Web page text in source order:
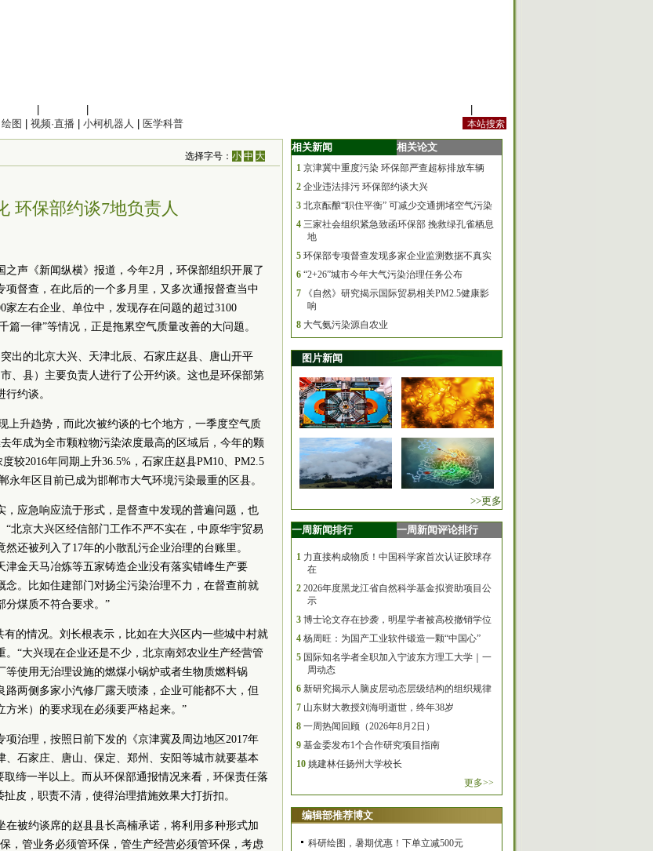
绘图 视频·直播 小柯机器人 医学科普
选择字号：小 中 大
环保部约谈7地负责人
声《新闻纵横》报道，今年2月，环保部组织开展了
督查，在此后的一个多月里，又多次通报督查当中
左右企业、单位中，发现存在问题的超过3100
篇一律”等情况，正是拖累空气质量改善的大问题。
出的北京大兴、天津北辰、石家庄赵县、唐山开平
、县）主要负责人进行了公开约谈。这也是环保部第
约谈。
上升趋势，而此次被约谈的七个地方，一季度空气质
年成为全市颗粒物污染浓度最高的区域后，今年的颗
较2016年同期上升36.5%，石家庄赵县PM10、PM2.5
永年区目前已成为邯郸市大气环境污染最重的区县。
应急响应流于形式，是督查中发现的普遍问题，也
北京大兴区经信部门工作不严不实在，中原华宇贸易
还被列入了17年的小散乱污企业治理的台账里。
津金天马冶炼等五家铸造企业没有落实错峰生产要
。比如住建部门对扬尘污染治理不力，在督查前就
分煤质不符合要求。”
的情况。刘长根表示，比如在大兴区内一些城中村就
“大兴现在企业还是不少，北京南郊农业生产经营管
使用无治理设施的燃煤小锅炉或者生物质燃料锅
两侧多家小汽修厂露天喷漆，企业可能都不大，但
方米）的要求现在必须要严格起来。”
治理，按照日前下发的《京津冀及周边地区2017年
石家庄、唐山、保定、郑州、安阳等城市就要基本
缔一半以上。而从环保部通报情况来看，环保责任落
皮，职责不清，使得治理措施效果大打折扣。
被约谈席的赵县县长高楠承诺，将利用多种形式加
，管业务必须管环保，管生产经营必须管环保，考虑
相关新闻 相关论文
1 京津冀中重度污染 环保部严查超标排放车辆
2 企业违法排污 环保部约谈大兴
3 北京酝酿“职住平衡” 可减少交通拥堵空气污染
4 三家社会组织紧急致函环保部 挽救绿孔雀栖息
地
5 环保部专项督查发现多家企业监测数据不真实
6 “2+26”城市今年大气污染治理任务公布
7
《自然》研究揭示国际贸易相关PM2.5健康影
响
8 大气氨污染源自农业
图片新闻
>>更多
一周新闻排行 一周新闻评论排行
1 力直接构成物质！中国科学家首次认证胶球存
在
2 2026年度黑龙江省自然科学基金拟资助项目公
示
3 博士论文存在抄袭，明星学者被高校撤销学位
4 杨周旺：为国产工业软件锻造一颗“中国心”
5 国际知名学者全职加入宁波东方理工大学｜一
周动态
6 新研究揭示人脑皮层动态层级结构的组织规律
7 山东财大教授刘海明逝世，终年38岁
8 一周热闻回顾（2026年8月2日）
9 基金委发布1个合作研究项目指南
10 姚建林任扬州大学校长
更多>>
编辑部推荐博文
科研绘图，暑期优惠！下单立减500元